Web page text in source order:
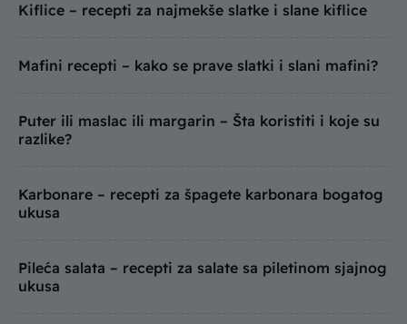
Kiflice – recepti za najmekše slatke i slane kiflice
Mafini recepti – kako se prave slatki i slani mafini?
Puter ili maslac ili margarin – Šta koristiti i koje su
razlike?
Karbonare – recepti za špagete karbonara bogatog
ukusa
Pileća salata – recepti za salate sa piletinom sjajnog
ukusa